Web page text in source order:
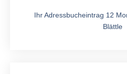
Ihr Adressbucheintrag 12
Blättle